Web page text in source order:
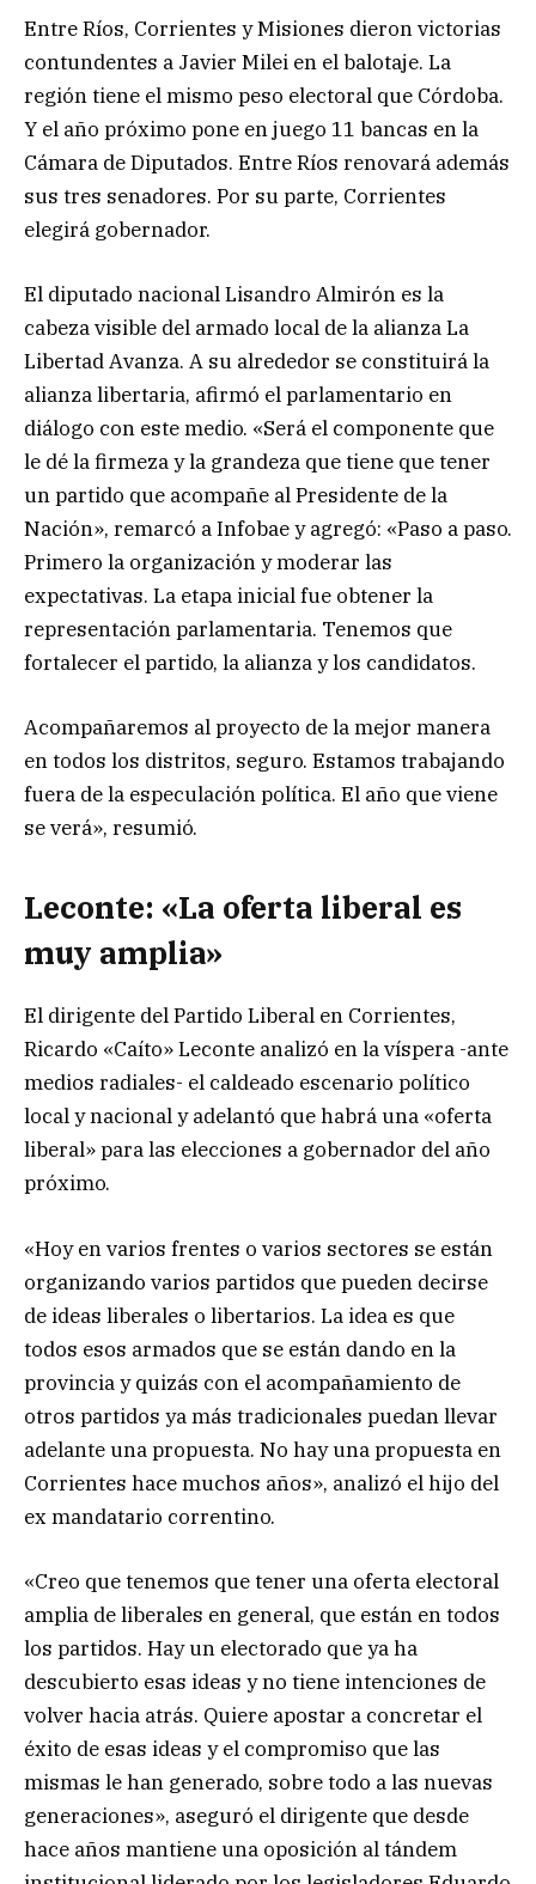
Entre Ríos, Corrientes y Misiones dieron victorias
contundentes a Javier Milei en el balotaje. La
región tiene el mismo peso electoral que Córdoba.
Y el año próximo pone en juego 11 bancas en la
Cámara de Diputados. Entre Ríos renovará además
sus tres senadores. Por su parte, Corrientes
elegirá gobernador.
El diputado nacional Lisandro Almirón es la
cabeza visible del armado local de la alianza La
Libertad Avanza. A su alrededor se constituirá la
alianza libertaria, afirmó el parlamentario en
diálogo con este medio. «Será el componente que
le dé la firmeza y la grandeza que tiene que tener
un partido que acompañe al Presidente de la
Nación», remarcó a Infobae y agregó: «Paso a paso.
Primero la organización y moderar las
expectativas. La etapa inicial fue obtener la
representación parlamentaria. Tenemos que
fortalecer el partido, la alianza y los candidatos.
Acompañaremos al proyecto de la mejor manera
en todos los distritos, seguro. Estamos trabajando
fuera de la especulación política. El año que viene
se verá», resumió.
Leconte: «La oferta liberal es
muy amplia»
El dirigente del Partido Liberal en Corrientes,
Ricardo «Caíto» Leconte analizó en la víspera -ante
medios radiales- el caldeado escenario político
local y nacional y adelantó que habrá una «oferta
liberal» para las elecciones a gobernador del año
próximo.
«Hoy en varios frentes o varios sectores se están
organizando varios partidos que pueden decirse
de ideas liberales o libertarios. La idea es que
todos esos armados que se están dando en la
provincia y quizás con el acompañamiento de
otros partidos ya más tradicionales puedan llevar
adelante una propuesta. No hay una propuesta en
Corrientes hace muchos años», analizó el hijo del
ex mandatario correntino.
«Creo que tenemos que tener una oferta electoral
amplia de liberales en general, que están en todos
los partidos. Hay un electorado que ya ha
descubierto esas ideas y no tiene intenciones de
volver hacia atrás. Quiere apostar a concretar el
éxito de esas ideas y el compromiso que las
mismas le han generado, sobre todo a las nuevas
generaciones», aseguró el dirigente que desde
hace años mantiene una oposición al tándem